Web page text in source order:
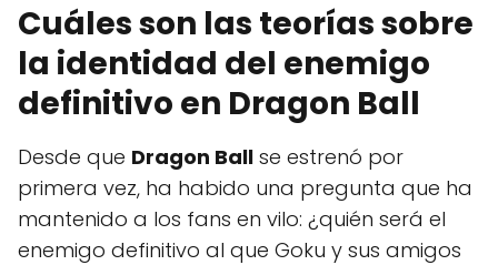
Cuáles son las teorías sobre
la identidad del enemigo
definitivo en Dragon Ball
Desde que Dragon Ball se estrenó por
primera vez, ha habido una pregunta que ha
mantenido a los fans en vilo: ¿quién será el
enemigo definitivo al que Goku y sus amigos